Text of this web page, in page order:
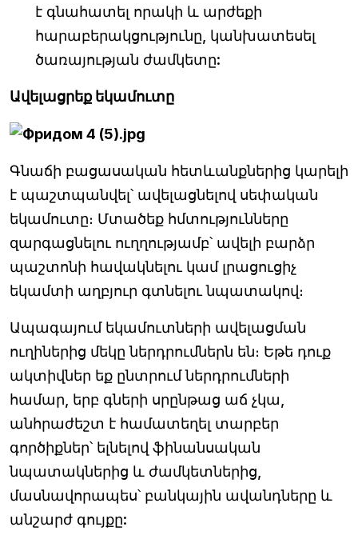
է գնահատել որակի և արժեքի
հարաբերակցությունը, կանխատեսել
ծառայության ժամկետը:
Ավելացրեք եկամուտը
Գնաճի բացասական հետևանքներից կարելի
է պաշտպանվել՝ ավելացնելով սեփական
եկամուտը։ Մտածեք հմտությունները
զարգացնելու ուղղությամբ՝ ավելի բարձր
պաշտոնի հավակնելու կամ լրացուցիչ
եկամտի աղբյուր գտնելու նպատակով։
Ապագայում եկամուտների ավելացման
ուղիներից մեկը ներդրումներն են։ Եթե ​​դուք
ակտիվներ եք ընտրում ներդրումների
համար, երբ գների սրընթաց աճ չկա,
անհրաժեշտ է համատեղել տարբեր
գործիքներ՝ ելնելով ֆինանսական
նպատակներից և ժամկետներից,
մասնավորապես՝ բանկային ավանդները և
անշարժ գույքը: